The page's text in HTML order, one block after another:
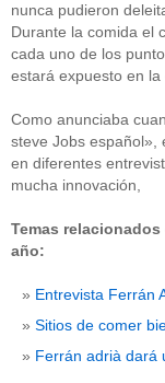
nunca pudieron
Durante la comida el
cada uno de los
estará expuesto en la
Como anunciaba
steve Jobs español»,
en diferentes
mucha innovación,
Temas
año:
Entrevista Ferrán
Sitios de comer
Ferrán adrià dará